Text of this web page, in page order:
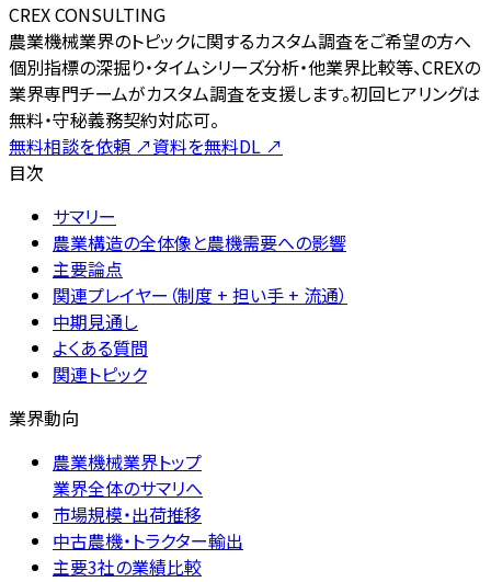
CREX CONSULTING
農業機械業界のトピックに関するカスタム調査をご希望の方へ
個別指標の深掘り・タイムシリーズ分析・他業界比較等、CREXの
業界専門チームがカスタム調査を支援します。初回ヒアリングは
無料・守秘義務契約対応可。
無料相談を依頼 ↗資料を無料DL ↗
目次
サマリー
農業構造の全体像と農機需要への影響
主要論点
関連プレイヤー（制度 + 担い手 + 流通）
中期見通し
よくある質問
関連トピック
業界動向
農業機械業界トップ
業界全体のサマリへ
市場規模・出荷推移
中古農機・トラクター輸出
主要3社の業績比較